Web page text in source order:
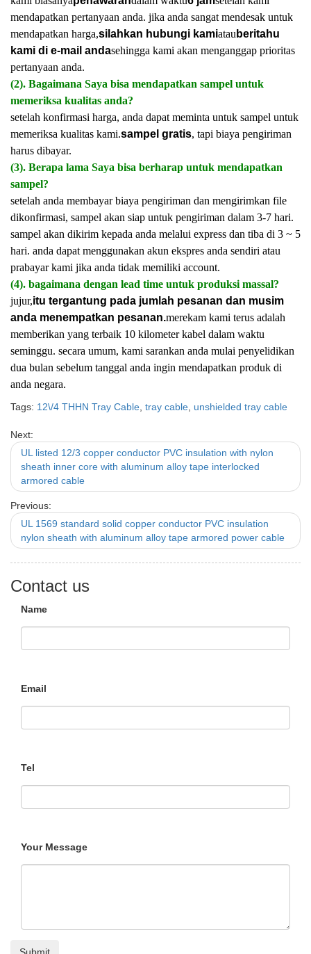
mendapatkan pertanyaan anda. jika anda sangat mendesak untuk
mendapatkan harga,silahkan hubungi kamiatau beritahu
kami di e-mail andasehingga kami akan menganggap prioritas
pertanyaan anda.
(2). Bagaimana Saya bisa mendapatkan sampel untuk
memeriksa kualitas anda?
setelah konfirmasi harga, anda dapat meminta untuk sampel untuk
memeriksa kualitas kami.sampel gratis, tapi biaya pengiriman
harus dibayar.
(3). Berapa lama Saya bisa berharap untuk mendapatkan
sampel?
setelah anda membayar biaya pengiriman dan mengirimkan file
dikonfirmasi, sampel akan siap untuk pengiriman dalam 3-7 hari.
sampel akan dikirim kepada anda melalui express dan tiba di 3 ~ 5
hari. anda dapat menggunakan akun ekspres anda sendiri atau
prabayar kami jika anda tidak memiliki account.
(4). bagaimana dengan lead time untuk produksi massal?
jujur,itu tergantung pada jumlah pesanan dan musim
anda menempatkan pesanan.merekam kami terus adalah
memberikan yang terbaik 10 kilometer kabel dalam waktu
seminggu. secara umum, kami sarankan anda mulai penyelidikan
dua bulan sebelum tanggal anda ingin mendapatkan produk di
anda negara.
Tags: 12\/4 THHN Tray Cable tray cable unshielded tray cable
Next:
UL listed 12/3 copper conductor PVC insulation with nylon
sheath inner core with aluminum alloy tape interlocked
armored cable
Previous:
UL 1569 standard solid copper conductor PVC insulation
nylon sheath with aluminum alloy tape armored power cable
Contact us
Name
Email
Tel
Your Message